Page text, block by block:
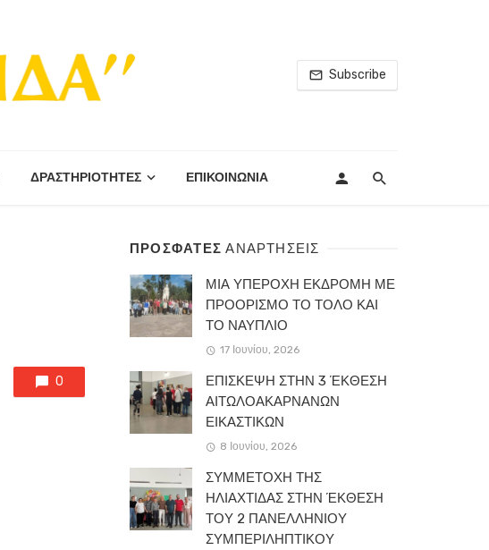
Subscribe
ΔΡΑΣΤΗΡΙΟΤΗΤΕΣ ΕΠΙΚΟΙΝΩΝΙΑ
0
ΠΡΟΣΦΑΤΕΣΑΝΑΡΤΗΣΕΙΣ
ΜΙΑ ΥΠΕΡΟΧΗ ΕΚΔΡΟΜΗ ΜΕ
ΠΡΟΟΡΙΣΜΟ ΤΟ ΤΟΛΟ ΚΑΙ
ΤΟ ΝΑΥΠΛΙΟ
17 Ιουνίου, 2026
ΕΠΙΣΚΕΨΗ ΣΤΗΝ 3 ΈΚΘΕΣΗ
ΑΙΤΩΛΟΑΚΑΡΝΑΝΩΝ
ΕΙΚΑΣΤΙΚΩΝ
8 Ιουνίου, 2026
ΣΥΜΜΕΤΟΧΗ ΤΗΣ
ΗΛΙΑΧΤΙΔΑΣ ΣΤΗΝ ΈΚΘΕΣΗ
ΤΟΥ 2 ΠΑΝΕΛΛΗΝΙΟΥ
ΣΥΜΠΕΡΙΛΗΠΤΙΚΟΥ